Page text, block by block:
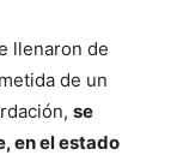
llenaron de
de un
se
en el estado